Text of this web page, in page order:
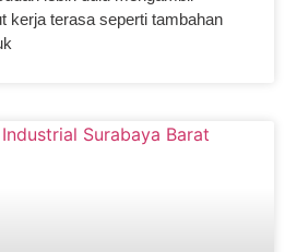
kerja terasa seperti tambahan